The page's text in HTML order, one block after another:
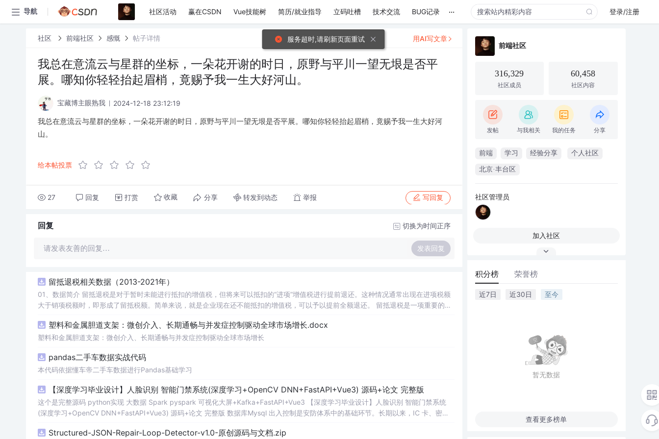
导航 社区活动 赢在CSDN Vue技能树 简历/就业指导 立码吐槽 技术交流 BUG记录 ... 登录/注册
社区 前端社区 感慨 帖子详情
我总在意流云与星群的坐标，一朵花开谢的时日，原野与平川一望无垠是否平
展。哪知你轻轻抬起眉梢，竟赐予我一生大好河山。
宝藏博主眼熟我 2024-12-18 23:12:19
我总在意流云与星群的坐标，一朵花开谢的时日，原野与平川一望无垠是否平展。哪知你轻轻抬起眉梢，竟赐予我一生大好河
山。
给本帖投票
27 回复 打赏 收藏 分享 转发到动态 举报 写回复
用AI写文章
回复 切换为时间正序
请发表友善的回复… 发表回复
留抵退税相关数据（2013-2021年）
01、数据简介 留抵退税是对于暂时未能进行抵扣的增值税，但将来可以抵扣的“进项”增值税进行提前退还。这种情况通常出现在进项税额
大于销项税额时，即形成了留抵税额。简单来说，就是企业现在还不能抵扣的增值税，可以予以提前全额退还。 留抵退税是一项重要的税
数据年份：2013-2021年 02、相关数据 证券代码、证券简称、会计期间、上市日期、行业代码、行业名称、post、treat、treat*post。
塑料和金属胆道支架：微创介入、长期通畅与并发症控制驱动全球市场增长.docx
塑料和金属胆道支架：微创介入、长期通畅与并发症控制驱动全球市场增长
pandas二手车数据实战代码
本代码依据懂车帝二手车数据进行Pandas基础学习
【深度学习毕业设计】人脸识别 智能门禁系统(深度学习+OpenCV DNN+FastAPI+Vue3) 源码+论文 完整版
这个是完整源码 python实现 大数据 Spark pyspark 可视化大屏+Kafka+FastAPI+Vue3 【深度学习毕业设计】人脸识别 智能门禁系统
(深度学习+OpenCV DNN+FastAPI+Vue3) 源码+论文 完整版 数据库Mysql 出入控制是安防体系中的基础环节。长期以来，IC 卡、密码
场景中，卡片补办成本高，权限变更往往滞后，管理方难以及时掌握“谁在何时从何处进出”的完整信息。近年来，深度学习推动生物特征识
Structured-JSON-Repair-Loop-Detector-v1.0-原创源码与文档.zip
前端社区
316,329
社区成员
60,458
社区内容
发帖 与我相关 我的任务 分享
前端 学习 经验分享 个人社区
北京·丰台区
社区管理员
加入社区
积分榜 荣誉榜
近7日 近30日 至今
暂无数据
查看更多榜单
服务超时,请刷新页面重试